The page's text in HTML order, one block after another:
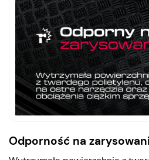
Odporność na